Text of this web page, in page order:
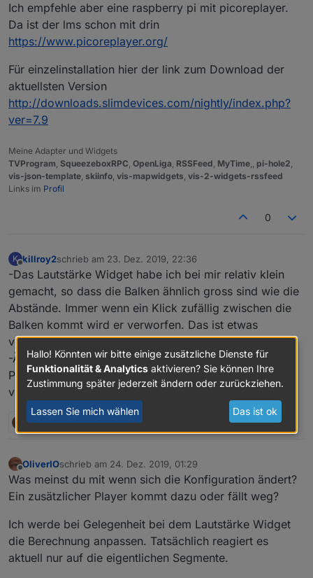
Ich empfehle aber eine raspberry pi mit picoreplayer.
Da ist der lms schon mit drin
https://www.picoreplayer.org/
Für einzelinstallation hier der link zum Download der
aktuellsten Version
http://downloads.slimdevices.com/nightly/index.php?
ver=7.9
Meine Adapter und Widgets
TVProgram, SqueezeboxRPC, OpenLiga, RSSFeed, MyTime,, pi-hole2,
vis-json-template, skiinfo, vis-mapwidgets, vis-2-widgets-rssfeed
Links im Profil
0
K
Offline
killroy2schrieb am 23. Dez. 2019, 22:36
zuletzt editiert von
-Das Lautstärke Widget habe ich bei mir relativ klein
gemacht, so dass die Balken ähnlich gross sind wie die
Abstände. Immer wenn ein Klick zufällig zwischen die
Balken kommt wird er verworfen. Das ist etwas
verwirrend.
-Ändert sich die LMS konfiguration muss ich ein neues
Player Widget einfügen und die anderen damit
verknüpfen, anderst schein es nicht zu gehen
1 Antwort 0
OliverIOschrieb am 24. Dez. 2019, 01:29
zuletzt editiert von
Was meinst du mit wenn sich die Konfiguration ändert?
Ein zusätzlicher Player kommt dazu oder fällt weg?
Ich werde bei Gelegenheit bei dem Lautstärke Widget
die Berechnung anpassen. Tatsächlich reagiert es
aktuell nur auf die eigentlichen Segmente.
Hallo! Könnten wir bitte einige zusätzliche Dienste für
Funktionalität & Analytics aktivieren? Sie können Ihre
Zustimmung später jederzeit ändern oder zurückziehen.
Lassen Sie mich wählen Das ist ok